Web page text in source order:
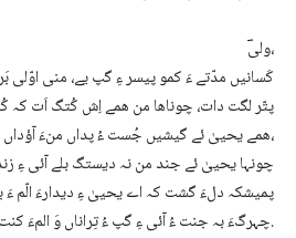
ولیؔ،
کَسانیں مدّتے ءَ کمو پیسر ءِ گپ یے، منی اوّلی
پتّر لگت دات، چوناھا من ھمے اِش کُتگ اَت کہ
ھمے یحییٰ ئے گیشیں جُست ءُ پداں منءَ آؤداں سر کُت،
چونہا یحییٰ ئے جند من نہ دیستگ بلے آئی ءِ
پمیشکہ دلءَ گشت کہ اے یحییٰ ءِ دیدارءَ الّم ءَ
چہرگءَ بہ جنت ءُ آئی ءِ گپ ءُ تِراناں وَ المءَ کنت.